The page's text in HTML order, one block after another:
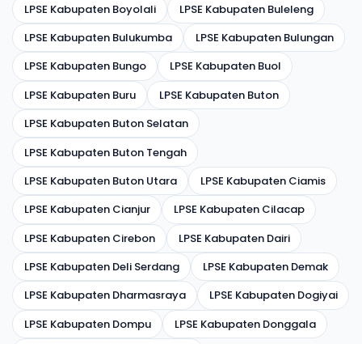
LPSE Kabupaten Boyolali
LPSE Kabupaten Buleleng
LPSE Kabupaten Bulukumba
LPSE Kabupaten Bulungan
LPSE Kabupaten Bungo
LPSE Kabupaten Buol
LPSE Kabupaten Buru
LPSE Kabupaten Buton
LPSE Kabupaten Buton Selatan
LPSE Kabupaten Buton Tengah
LPSE Kabupaten Buton Utara
LPSE Kabupaten Ciamis
LPSE Kabupaten Cianjur
LPSE Kabupaten Cilacap
LPSE Kabupaten Cirebon
LPSE Kabupaten Dairi
LPSE Kabupaten Deli Serdang
LPSE Kabupaten Demak
LPSE Kabupaten Dharmasraya
LPSE Kabupaten Dogiyai
LPSE Kabupaten Dompu
LPSE Kabupaten Donggala